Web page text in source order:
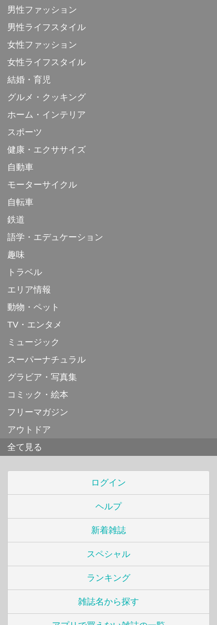
男性ファッション
男性ライフスタイル
女性ファッション
女性ライフスタイル
結婚・育児
グルメ・クッキング
ホーム・インテリア
スポーツ
健康・エクササイズ
自動車
モーターサイクル
自転車
鉄道
語学・エデュケーション
趣味
トラベル
エリア情報
動物・ペット
TV・エンタメ
ミュージック
スーパーナチュラル
グラビア・写真集
コミック・絵本
フリーマガジン
アウトドア
全て見る
ログイン
ヘルプ
新着雑誌
スペシャル
ランキング
雑誌名から探す